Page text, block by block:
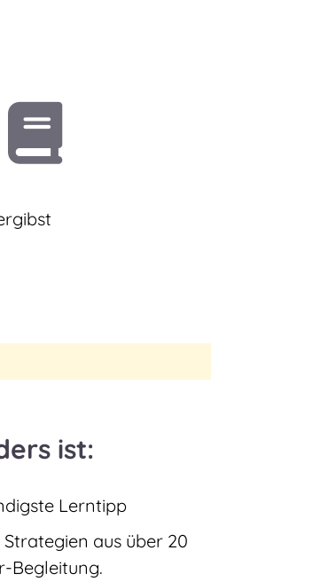
ist:
Lerntipp
aus über 20
Begleitung.